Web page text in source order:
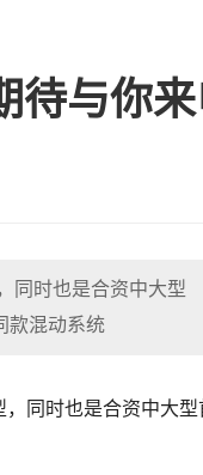
待与你
同时也是合资中大型
款混动系统
同时也是合资中大型